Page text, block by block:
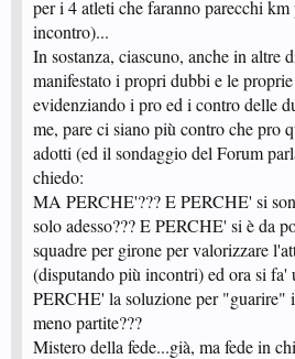
per i 4 atleti che faranno parecchi
incontro)...
In sostanza, ciascuno, anche in altre
manifestato i propri dubbi e le proprie
evidenziando i pro ed i contro delle
me, pare ci siano più contro che pro
adotti (ed il sondaggio del Forum
chiedo:
MA PERCHE'??? E PERCHE' si
solo adesso??? E PERCHE' si è da
squadre per girone per valorizzare
(disputando più incontri) ed ora si fa'
PERCHE' la soluzione per "guarire"
meno partite???
Mistero della fede...già, ma fede in